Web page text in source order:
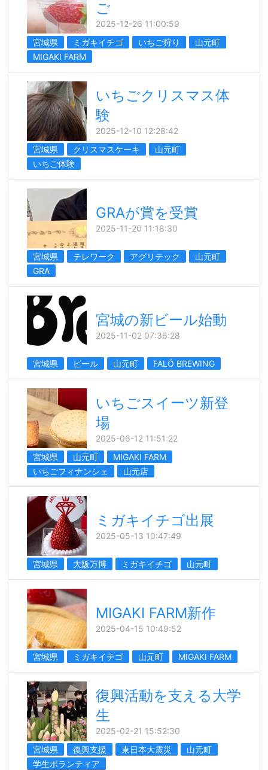
ご
2025-12-26 11:00:59
宮城県
ミガキイチゴ いちご狩り
山元町
MIGAKI FARM
いちごクリスマス体
験
2025-12-10 12:28:42
宮城県
クリスマスケーキ
山元町
いちご体験
GRAが賞を受賞
2025-11-20 11:18:30
宮城県 テレワーク アグリテック
山元町
GRA
宮城の新ビール始動
2025-11-02 07:36:28
宮城県 ビール 山元町 FALÓ BREWING
いちごスイーツ新登
場
2025-06-12 11:51:22
宮城県
山元町
MIGAKI FARM
いちごフィナンシェ
山元店
ミガキイチゴ出展
2025-05-13 10:47:49
宮城県 大阪万博 ミガキイチゴ 山元町
MIGAKI FARM新作
2025-04-15 10:49:52
宮城県 ミガキイチゴ 山元町 MIGAKI FARM
復興活動を支える大学
生
2025-02-21 15:52:30
宮城県
復興支援 東日本大震災
山元町
学生ボランティア